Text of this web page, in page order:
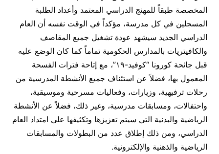
المخصصة طبقاً للمهنج الدراسي المعتمد وأعداد الطلبة
المسجلين في كل مدرسة، مؤكداً في الوقت نفسه أن العام
الدراسي الجديد سيشهد عودة تشغيل جميع المقاصف
والكافيتريات بالمدارس الحكومية تماماً كما كان الوضع عليه
قبل جائحة كورونا “كوفيد-١٩”، مع إتاحة فترات الفسحة
المعمول بها، فضلاً عن استئناف جميع الأنشطة المدرسية من
رحلات ترفيهية، وزيارات، وفعاليات مسرحية وموسيقية،
واحتفالات، ومسابقات مدرسية، وغير ذلك، فضلاً عن الأنشطة
الرياضية والبدنية التي سيتم تعزيزها وتكثيفها على امتداد العام
الدراسي، ومن ذلك إطلاق عدد من البطولات والمسابقات
الرياضية والذهنية والإلكترونية.